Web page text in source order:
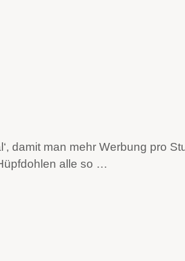
damit man mehr Werbung
alle so …